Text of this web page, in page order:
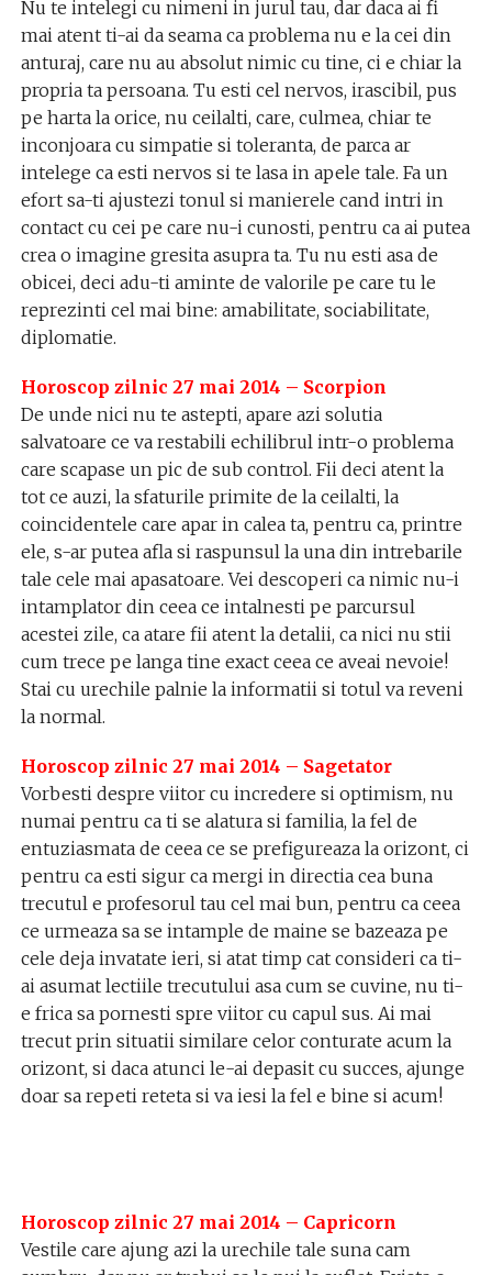
Nu te intelegi cu nimeni in jurul tau, dar daca ai fi
mai atent ti-ai da seama ca problema nu e la cei din
anturaj, care nu au absolut nimic cu tine, ci e chiar la
propria ta persoana. Tu esti cel nervos, irascibil, pus
pe harta la orice, nu ceilalti, care, culmea, chiar te
inconjoara cu simpatie si toleranta, de parca ar
intelege ca esti nervos si te lasa in apele tale. Fa un
efort sa-ti ajustezi tonul si manierele cand intri in
contact cu cei pe care nu-i cunosti, pentru ca ai putea
crea o imagine gresita asupra ta. Tu nu esti asa de
obicei, deci adu-ti aminte de valorile pe care tu le
reprezinti cel mai bine: amabilitate, sociabilitate,
diplomatie.
Horoscop zilnic 27 mai 2014 – Scorpion
De unde nici nu te astepti, apare azi solutia
salvatoare ce va restabili echilibrul intr-o problema
care scapase un pic de sub control. Fii deci atent la
tot ce auzi, la sfaturile primite de la ceilalti, la
coincidentele care apar in calea ta, pentru ca, printre
ele, s-ar putea afla si raspunsul la una din intrebarile
tale cele mai apasatoare. Vei descoperi ca nimic nu-i
intamplator din ceea ce intalnesti pe parcursul
acestei zile, ca atare fii atent la detalii, ca nici nu stii
cum trece pe langa tine exact ceea ce aveai nevoie!
Stai cu urechile palnie la informatii si totul va reveni
la normal.
Horoscop zilnic 27 mai 2014 – Sagetator
Vorbesti despre viitor cu incredere si optimism, nu
numai pentru ca ti se alatura si familia, la fel de
entuziasmata de ceea ce se prefigureaza la orizont, ci
pentru ca esti sigur ca mergi in directia cea buna
trecutul e profesorul tau cel mai bun, pentru ca ceea
ce urmeaza sa se intample de maine se bazeaza pe
cele deja invatate ieri, si atat timp cat consideri ca ti-
ai asumat lectiile trecutului asa cum se cuvine, nu ti-
e frica sa pornesti spre viitor cu capul sus. Ai mai
trecut prin situatii similare celor conturate acum la
orizont, si daca atunci le-ai depasit cu succes, ajunge
doar sa repeti reteta si va iesi la fel e bine si acum!
Horoscop zilnic 27 mai 2014 – Capricorn
Vestile care ajung azi la urechile tale suna cam